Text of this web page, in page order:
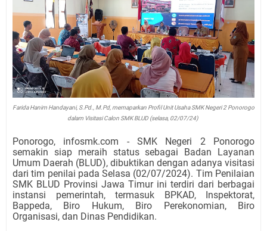
Farida Hanim Handayani, S.Pd., M.Pd, memaparkan Profil Unit Usaha SMK Negeri 2 Ponorogo
dalam Visitasi Calon SMK BLUD (selasa, 02/07/24)
Ponorogo, infosmk.com - SMK Negeri 2 Ponorogo
semakin siap meraih status sebagai Badan Layanan
Umum Daerah (BLUD), dibuktikan dengan adanya visitasi
dari tim penilai pada Selasa (02/07/2024). Tim Penilaian
SMK BLUD Provinsi Jawa Timur ini terdiri dari berbagai
instansi pemerintah, termasuk BPKAD, Inspektorat,
Bappeda, Biro Hukum, Biro Perekonomian, Biro
Organisasi, dan Dinas Pendidikan.